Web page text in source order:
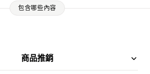
包含哪些內容
商品推銷